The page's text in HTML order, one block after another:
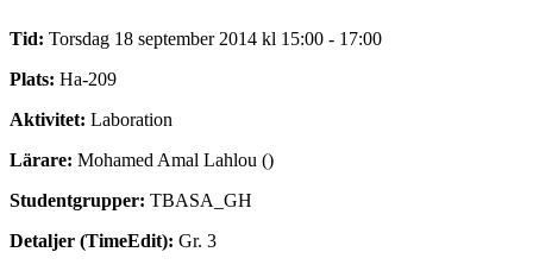
Tid: Torsdag 18 september 2014 kl 15:00 - 17:00
Plats: Ha-209
Aktivitet: Laboration
Lärare: Mohamed Amal Lahlou ()
Studentgrupper: TBASA_GH
Detaljer (TimeEdit): Gr. 3